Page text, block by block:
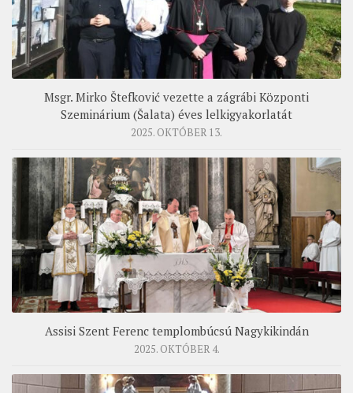
Msgr. Mirko Štefković vezette a zágrábi Központi
Szeminárium (Šalata) éves lelkigyakorlatát
2025. OKTÓBER 13.
Assisi Szent Ferenc templombúcsú Nagykikindán
2025. OKTÓBER 4.